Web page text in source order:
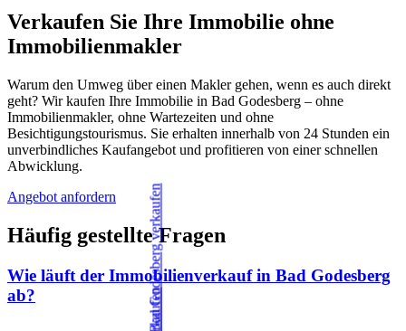
Verkaufen Sie Ihre Immobilie ohne
Immobilienmakler
Warum den Umweg über einen Makler gehen, wenn es auch direkt
geht? Wir kaufen Ihre Immobilie in Bad Godesberg – ohne
Immobilienmakler, ohne Wartezeiten und ohne
Besichtigungstourismus. Sie erhalten innerhalb von 24 Stunden ein
unverbindliches Kaufangebot und profitieren von einer schnellen
Abwicklung.
Angebot anfordern
Häufig gestellte Fragen
Wie läuft der Immobilienverkauf in Bad Godesberg
ab?